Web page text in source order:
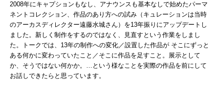
2008年にキャプションもなし、アナウンスも基本なしで始めたパーマ
ネントコレクション、作品のあり方への試み（キュレーションは当時
のアーカスディレクター遠藤水城さん）を13年振りにアップデートし
ました。新しく制作をするのではなく、見直すという作業をしまし
た。トークでは、13年の制作への変化／設置した作品が そこにずっと
ある何かに変わっていたこと／そこに作品を足すこと。展示として
か、そうではない何かか。…という様なことを実際の作品を前にして
お話しできたらと思っています。